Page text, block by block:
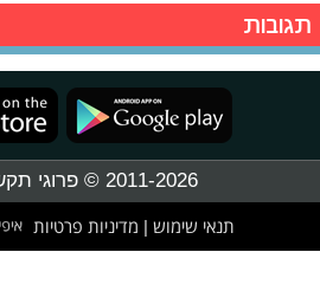
תגובות
2011-2026 © פרוגי תקשורת בע"מ
תנאי שימוש | מדיניות פרטיות